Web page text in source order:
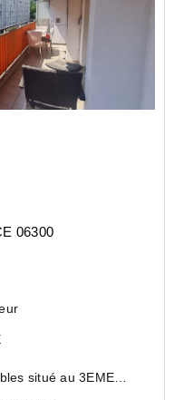
06300
situé au 3EME